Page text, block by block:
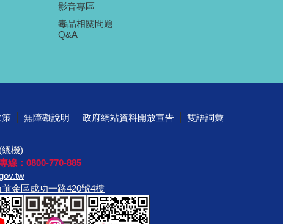
影音專區
毒品相關問題
Q&A
策 無障礙說明 政府網站資料開放宣告
雙語詞彙
機)
線：0800-770-885
前金區成功一路420號4樓